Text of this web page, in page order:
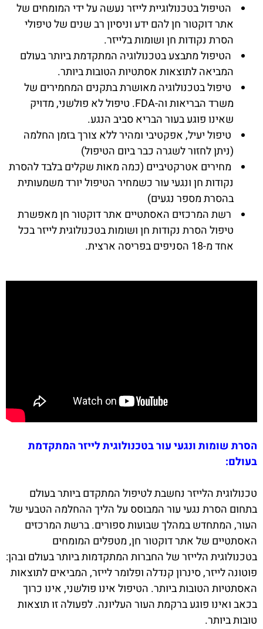
הטיפול בטכנולוגיית לייזר נעשה על ידי המומחים של
אתר דוקטור חן להם ידע וניסיון רב שנים של טיפולי
הסרת נקודות חן ושומות בלייזר.
הטיפול מתבצע בטכנולוגיה המתקדמת ביותר בעולם
המביאה לתוצאות אסתטיות הטובות ביותר.
טיפול בטכנולוגיה מאושרת בתקנים המחמירים של
משרד הבריאות וה-FDA. טיפול לא פולשני, מדויק
שאינו פוגע בעור הבריא סביב הנגע.
טיפול יעיל, אפקטיבי ומהיר ללא צורך בזמן החלמה
(ניתן לחזור לשגרה כבר ביום הטיפול)
מחירים אטרקטיביים (כמה מאות שקלים בלבד להסרת
נקודות חן ונגעי עור כשמחיר הטיפול יורד משמעותית
בהסרת מספר נגעים)
רשת המרכזים האסתטיים אתר דוקטור חן מאפשרת
טיפול הסרת נקודות חן ושומות בטכנולוגית לייזר בכל
אחד מ-18 הסניפים בפריסה ארצית.
הסרת שומות ונגעי עור בטכנולוגית לייזר המתקדמת
בעולם:
טכנולוגית הלייזר נחשבת לטיפול המתקדם ביותר בעולם
בתחום הסרת נגעי עור המבוסס על הליך ההחלמה הטבעי של
העור, המתחדש במהלך שבועות ספורים. ברשת המרכזים
האסתטיים של אתר דוקטור חן, מטפלים המומחים
בטכנולוגית הלייזר של החברות המתקדמות ביותר בעולם ובהן:
פוטונה לייזר, סינרון קנדלה ופלומר לייזר, המביאים לתוצאות
האסתטיות הטובות ביותר. הטיפול אינו פולשני, אינו כרוך
בכאב ואינו פוגע ברקמת העור העליונה. לפעולה זו תוצאות
טובות ביותר.